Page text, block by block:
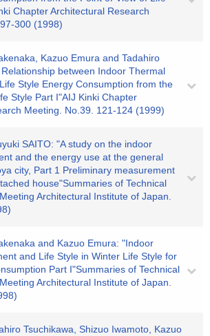
Chapter Architectural Research
300 (1998)
Kazuo Emura and Tadahiro
between Indoor Thermal
Style Energy Consumption from the
Style Part I"AIJ Kinki Chapter
Meeting. No.39. 121-124 (1999)
SAITO: "A study on the indoor
and the energy use at the general
city, Part 1 Preliminary measurement
house"Summaries of Technical
Architectural Institute of Japan.
and Kazuo Emura: "Indoor
and Life Style in Winter Life Style for
Part I"Summaries of Technical
Architectural Institute of Japan.
Tsuchikawa, Shizuo Iwamoto, Kazuo